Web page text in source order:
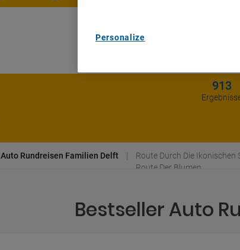
913
Auto Rundreisen Familien Delft Route Durch Die Ikonischen
Route Der Blumen
Bestseller Auto
Personalize